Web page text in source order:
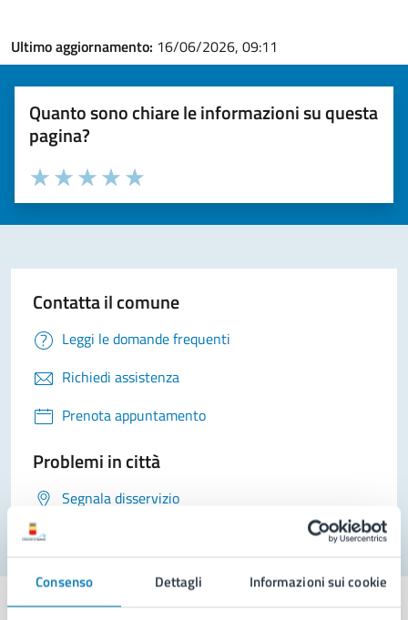
Consenso Dettagli Informazioni sui cookie
Ultimo aggiornamento: 16/06/2026, 09:11
Quanto sono chiare le informazioni su questa
pagina?
Valuta la chiarezza delle informazioni (da 1 a 5 stelle)
Seleziona il numero di stelle per valutare la chiarezza delle
Valuta 5 stelle su 5
Valuta 4 stelle su 5
Valuta 3 stelle su 5
Valuta 2 stelle su 5
Valuta 1 stelle su 5
Contatta il comune
Leggi le domande frequenti
Richiedi assistenza
Prenota appuntamento
Problemi in città
Segnala disservizio